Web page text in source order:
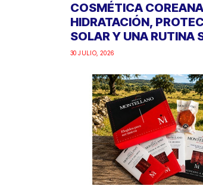
COSMÉTICA
HIDRATACIÓN,
SOLAR Y UNA RUTINA
30 JULIO, 2026